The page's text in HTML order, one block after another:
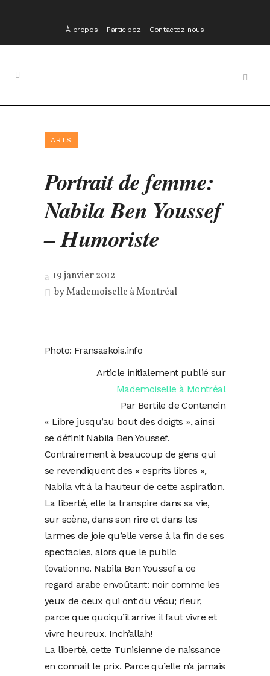
À propos Participez Contactez-nous
ARTS
Portrait de femme:
Nabila Ben Youssef
– Humoriste
19 janvier 2012
byMademoiselle à Montréal
Photo: Fransaskois.info
Article initialement publié sur
Mademoiselle à Montréal
Par Bertile de Contencin
« Libre jusqu’au bout des doigts », ainsi
se définit Nabila Ben Youssef.
Contrairement à beaucoup de gens qui
se revendiquent des « esprits libres »,
Nabila vit à la hauteur de cette aspiration.
La liberté, elle la transpire dans sa vie,
sur scène, dans son rire et dans les
larmes de joie qu’elle verse à la fin de ses
spectacles, alors que le public
l’ovationne. Nabila Ben Youssef a ce
regard arabe envoûtant: noir comme les
yeux de ceux qui ont du vécu; rieur,
parce que quoiqu’il arrive il faut vivre et
vivre heureux. Inch’allah!
La liberté, cette Tunisienne de naissance
en connait le prix. Parce qu’elle n’a jamais